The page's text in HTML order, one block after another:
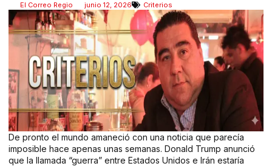
El Correo Regio junio 12, 2026 Criterios
De pronto el mundo amaneció con una noticia que parecía
imposible hace apenas unas semanas. Donald Trump anunció
que la llamada “guerra” entre Estados Unidos e Irán estaría